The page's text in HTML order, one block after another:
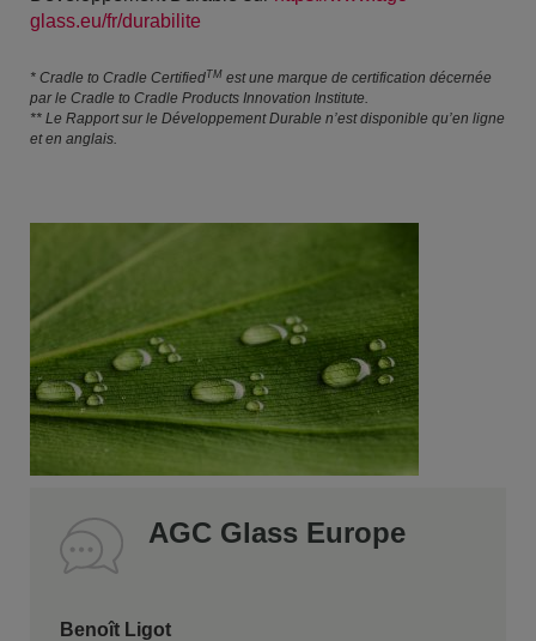
glass.eu/fr/durabilite
* Cradle to Cradle CertifiedTM est une marque de certification décernée
par le Cradle to Cradle Products Innovation Institute.
** Le Rapport sur le Développement Durable n’est disponible qu’en ligne
et en anglais.
AGC Glass Europe
Benoît Ligot